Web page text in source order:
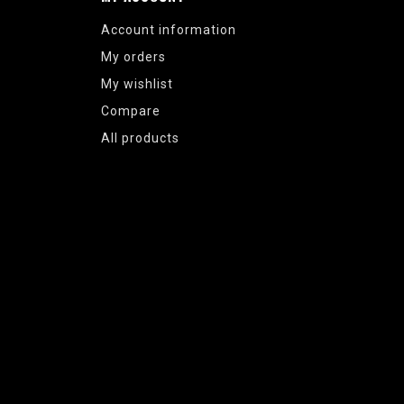
Account information
My orders
My wishlist
Compare
All products